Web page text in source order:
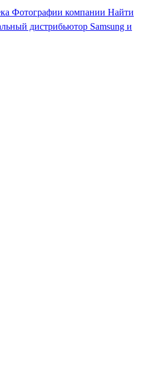
Фотографии компании Найти
дистрибьютор Samsung и